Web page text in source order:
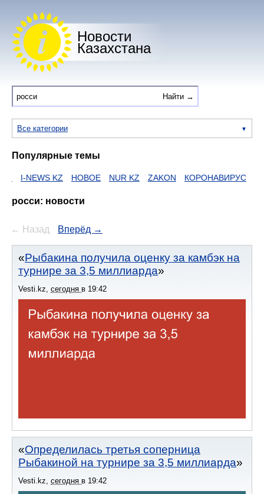
Новости
Казахстана
Все категории
Популярные темы
KZ НОВОЕ NUR KZ ZAKON КОРОНАВИРУС HTTPS
росси: новости
← Назад Вперёд →
Рыбакина получила оценку за камбэк на
турнире за 3,5 миллиарда
Vesti.kz, сегодня в 19:42
Определилась третья соперница
Рыбакиной на турнире за 3,5 миллиарда
Vesti.kz сегодня в 19:42